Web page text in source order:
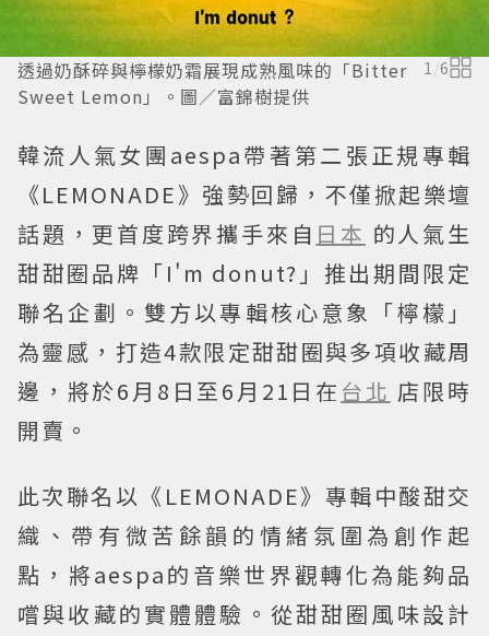
透過奶酥碎與檸檬奶霜展現成熟風味的「Bitter
Sweet Lemon」。圖／富錦樹提供
1/6
韓流人氣女團aespa帶著第二張正規專輯
《LEMONADE》強勢回歸，不僅掀起樂壇
話題，更首度跨界攜手來自 日本 的人氣生
甜甜圈品牌「I'm donut?」推出期間限定
聯名企劃。雙方以專輯核心意象「檸檬」
為靈感，打造4款限定甜甜圈與多項收藏周
邊，將於6月8日至6月21日在 台北 店限時
開賣。
此次聯名以《LEMONADE》專輯中酸甜交
織、帶有微苦餘韻的情緒氛圍為創作起
點，將aespa的音樂世界觀轉化為能夠品
嚐與收藏的實體體驗。從甜甜圈風味設計